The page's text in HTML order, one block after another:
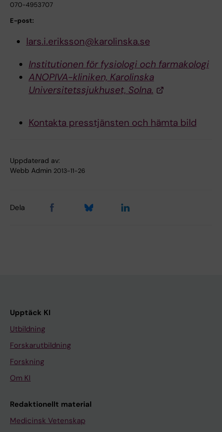
070-4953707
E-post:
lars.i.eriksson@karolinska.se
Institutionen för fysiologi och farmakologi
ANOPIVA-kliniken, Karolinska
Universitetssjukhuset, Solna.
Kontakta presstjänsten och hämta bild
Uppdaterad av:
Webb Admin 2013-11-26
Dela
Upptäck KI
Utbildning
Forskarutbildning
Forskning
Om KI
Redaktionellt material
Medicinsk Vetenskap